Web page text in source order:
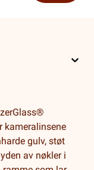
kameralinsene
gulv, støt
av nøkler i